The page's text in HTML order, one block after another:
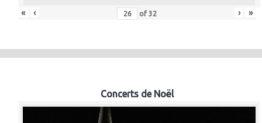
«
‹ of 32 › »
Concerts de Noël